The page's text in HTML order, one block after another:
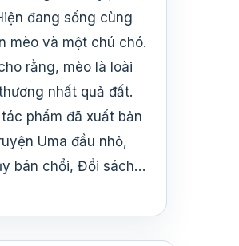
đang sống cùng
mèo và một chú chó.
rằng, mèo là loài
nhất quả đất.
phẩm đã xuất bản
Uma đầu nhỏ,
bán chổi, Đổi sách…